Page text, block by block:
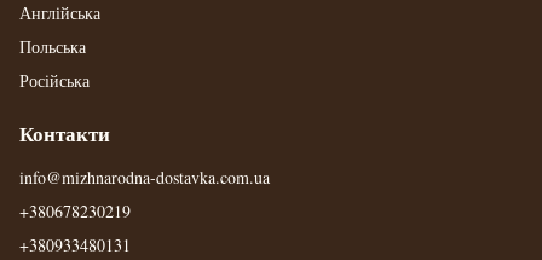
Англійська
Польська
Російська
Контакти
info@mizhnarodna-dostavka.com.ua
+380678230219
+380933480131